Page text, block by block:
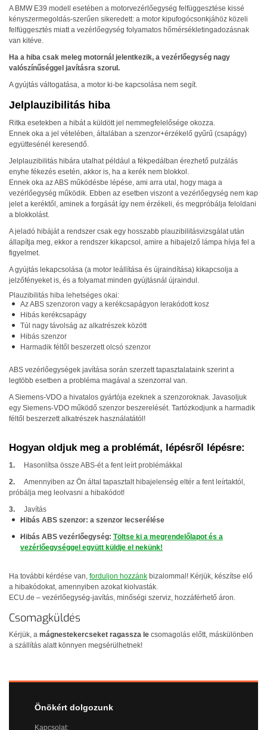
A BMWE39 modell esetében a motorvezérlőegység felfüggesztése kissé
kényszermegoldás-szerűen sikeredett: a motor kipufogócsonkjáhöz közeli
felfüggesztés miatt a vezérlőegység folyamatos hőmérsékletingadozásnak
van kitéve.
Ha a hiba csak meleg motornál jelentkezik, a vezérlőegység nagy
valószínűséggel javításra szorul.
A gyújtás váltogatása, a motor ki-be kapcsolása nem segít.
Jelplauzibilitás hiba
Ritka esetekben a hibát a küldött jel nemmegfelelősége okozza.
Ennek oka a jel vételében, általában a szenzor+érzékelő gyűrű (csapágy)
együttesénél keresendő.
Jelplauzibilitás hibára utalhat például a fékpedálban érezhető pulzálás
enyhe fékezés esetén, akkor is, ha a kerék nem blokkol.
Ennek oka azABS működésbe lépése, ami arra utal, hogy maga a
vezérlőegység működik. Ebben az esetben viszont a vezérlőegység nem kap
jelet a keréktől, aminek a forgását így nem érzékeli, és megpróbálja feloldani
a blokkolást.
A jeladó hibáját a rendszer csak egy hosszabb plauzibilitásvizsgálat után
állapítja meg, ekkor a rendszer kikapcsol, amire a hibajelző lámpa hívja fel a
figyelmet.
A gyújtás lekapcsolása (a motor leállítása és újraindítása) kikapcsolja a
jelzőfényeket is, és a folyamat minden gyújtásnál újraindul.
Plauzibilitás hiba lehetséges okai:
AzABS szenzoron vagy a kerékcsapágyon lerakódott kosz
Hibás kerékcsapágy
Túl nagy távolság az alkatrészek között
Hibás szenzor
Harmadik féltől beszerzett olcsó szenzor
ABS vezérlőegységek javítása során szerzett tapasztalataink szerint a
legtöbb esetben a probléma magával a szenzorral van.
A Siemens-VDO a hivatalos gyártója ezeknek a szenzoroknak. Javasoljuk
egy Siemens-VDO működő szenzor beszerelését. Tartózkodjunk a harmadik
féltől beszerzett alkatrészek használatától!
Hogyan oldjuk meg a problémát, lépésről lépésre:
Hasonlítsa össze ABS-ét a fent leírt problémákkal
Amennyiben az Ön által tapasztalt hibajelenség eltér a fent leírtaktól,
próbálja meg leolvasni a hibakódot!
Javítás
Hibás ABS szenzor: a szenzor lecserélése
Hibás ABS vezérlőegység: Töltse ki a megrendelőlapot és a
vezérlőegységgel együtt küldje el nekünk!
Ha további kérdése van, forduljon hozzánk bizalommal! Kérjük, készítse elő
a hibakódokat, amennyiben azokat kiolvasták.
ECU.de – vezérlőegység-javítás, minőségi szerviz, hozzáférhető áron.
Csomagküldés
Kérjük, a mágnestekercseket ragassza le csomagolás előtt, máskülönben
a szállítás alatt könnyen megsérülhetnek!
Önökért dolgozunk
Kapcsolat: